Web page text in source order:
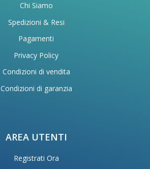
Chi Siamo
Spedizioni & Resi
Pagamenti
Privacy Policy
Condizioni di vendita
Condizioni di garanzia
AREA UTENTI
Registrati Ora